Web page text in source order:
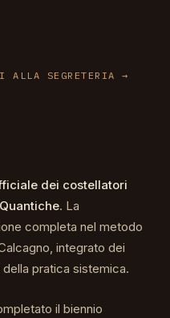
SEGRETERIA
dei costellatori
. La
completa nel metodo
integrato dei
pratica sistemica.
il biennio